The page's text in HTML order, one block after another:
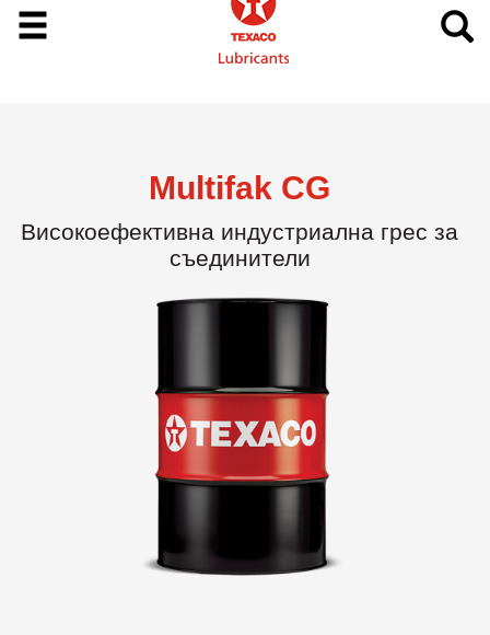
Multifak CG
Високоeфективна индустриална грес за
съединители